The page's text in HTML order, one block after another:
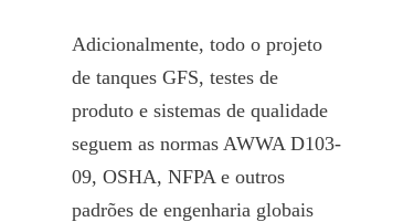
Adicionalmente, todo o projeto
de tanques GFS, testes de
produto e sistemas de qualidade
seguem as normas AWWA D103-
09, OSHA, NFPA e outros
padrões de engenharia globais